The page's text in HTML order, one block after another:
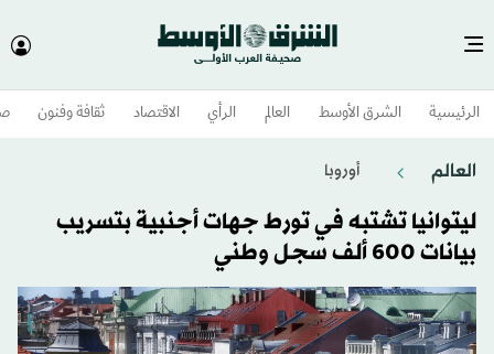
الرئيسية الشرق الأوسط​ العالم الرأي الاقتصاد ثقافة وفنون
العالم أوروبا
ليتوانيا تشتبه في تورط جهات أجنبية بتسريب
بيانات 600 ألف سجل وطني